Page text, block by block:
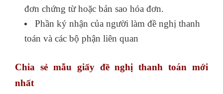
đơn chứng từ hoặc bản sao hóa đơn.
Phần ký nhận của người làm đề nghị thanh
toán và các bộ phận liên quan
Chia sẻ mẫu giấy đề nghị thanh toán mới
nhất